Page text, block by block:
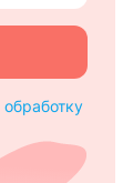
обработку